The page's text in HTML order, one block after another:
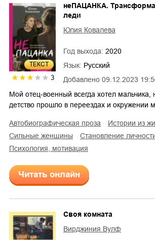
ТЕКСТ
3 Добавлено 09.12.2023
неПАЦАНКА.
леди
Юлия Ковалева
Год выхода: 2020
Язык: Русский
Мой отец-военный всегда хотел
детство прошло в переездах и окружении
автобиографическая проза
истории из
сильные женщины
становление
психология, мотивация
Читать онлайн
Своя комната
Вирджиния Вулф